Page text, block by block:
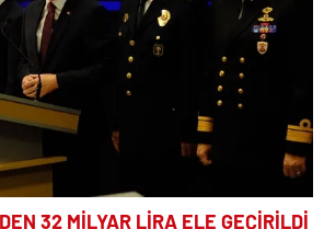
32 MİLYAR LİRA ELE GEÇİRİLDİ